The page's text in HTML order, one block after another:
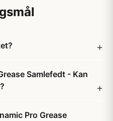
Samlefedt - Kan
Pro Grease